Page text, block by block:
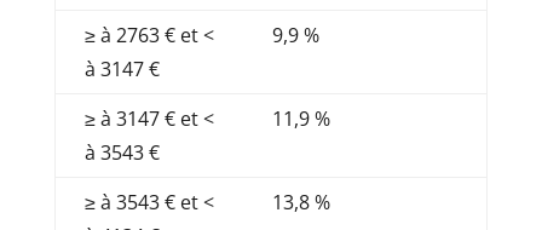
≥ à 2763 € et <
à 3147 €
9,9 %
≥ à 3147 € et <
à 3543 €
11,9 %
≥ à 3543 € et <
13,8 %